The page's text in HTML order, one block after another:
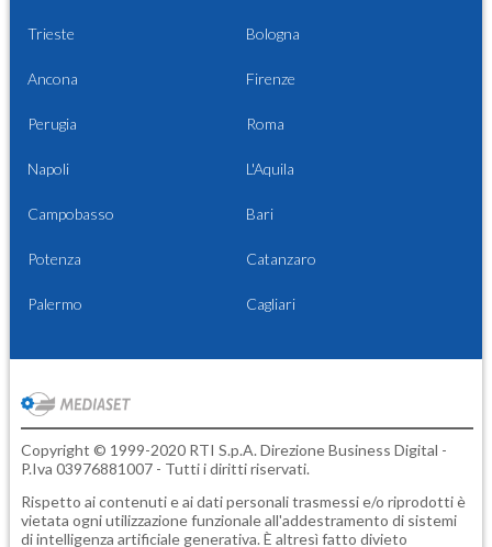
Trieste Bologna
Ancona Firenze
Perugia Roma
Napoli L'Aquila
Campobasso Bari
Potenza Catanzaro
Palermo Cagliari
Copyright © 1999-2020 RTI S.p.A. Direzione Business Digital -
P.Iva 03976881007 - Tutti i diritti riservati.
Rispetto ai contenuti e ai dati personali trasmessi e/o riprodotti è
vietata ogni utilizzazione funzionale all'addestramento di sistemi
di intelligenza artificiale generativa. È altresì fatto divieto